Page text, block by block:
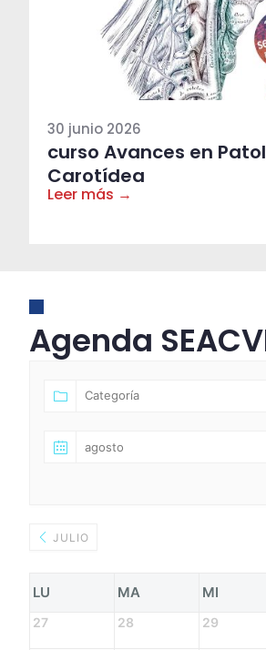
30 junio 2026
curso Avances en
Carotídea
Leer más →
Agenda
JULIO
LU MA MI
27 28 29